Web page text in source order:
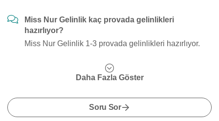
Miss Nur Gelinlik kaç provada gelinlikleri
hazırlıyor?
Miss Nur Gelinlik 1-3 provada gelinlikleri hazırlıyor.
Daha Fazla Göster
Soru Sor